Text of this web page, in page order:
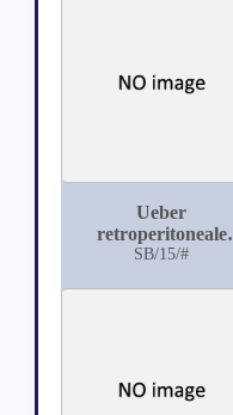
Ueber
retroperitoneale
Abscesse nach
SB/15/#